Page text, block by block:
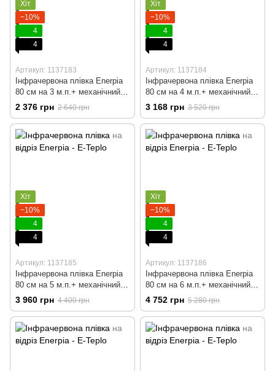
Хіт
−10%
4
4
Артикул: 1137183
Інфрачервона плівка Enerpia
80 cм на 3 м.п.+ механічний
терморегулятор
2 376 грн 2 640 грн
Хіт
−10%
4
4
Артикул: 1137184
Інфрачервона плівка Enerpia
80 cм на 4 м.п.+ механічний
терморегулятор
3 168 грн 3 520 грн
Хіт
−10%
4
4
Артикул: 1137185
Інфрачервона плівка Enerpia
80 cм на 5 м.п.+ механічний
терморегулятор
3 960 грн 4 400 грн
Хіт
−10%
4
4
Артикул: 1137186
Інфрачервона плівка Enerpia
80 cм на 6 м.п.+ механічний
терморегулятор
4 752 грн 5 280 грн